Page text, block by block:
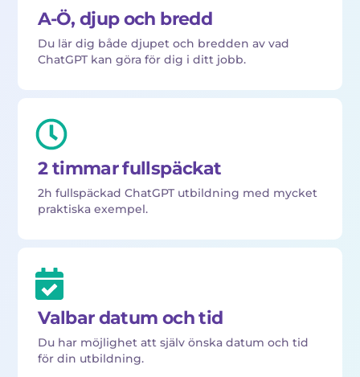
A-Ö, djup och bredd
Du lär dig både djupet och bredden av vad
ChatGPT kan göra för dig i ditt jobb.
2 timmar fullspäckat
2h fullspäckad ChatGPT utbildning med mycket
praktiska exempel.
Valbar datum och tid
Du har möjlighet att själv önska datum och tid
för din utbildning.